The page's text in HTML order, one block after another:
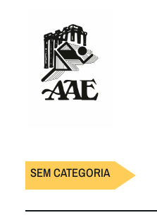
SEM CATEGORIA